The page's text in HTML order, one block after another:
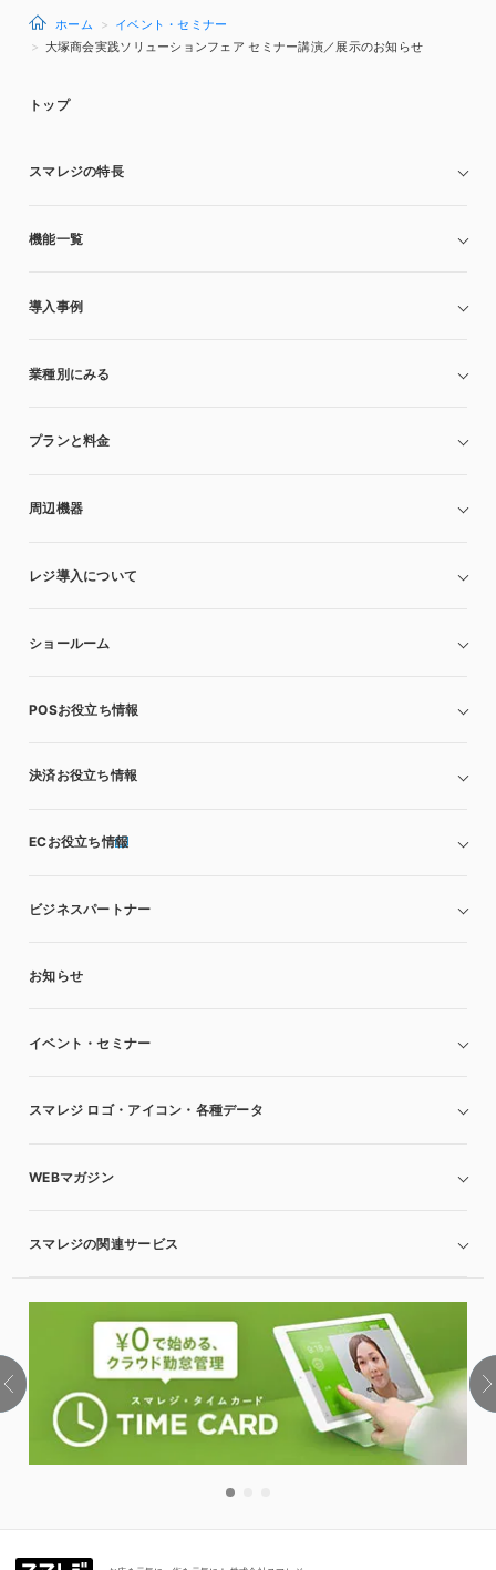
ホーム
イベント・セミナー
大塚商会実践ソリューションフェア セミナー講演／展示のお知らせ
トップ
スマレジの特長
機能一覧
導入事例
業種別にみる
プランと料金
周辺機器
レジ導入について
ショールーム
POSお役立ち情報
決済お役立ち情報
ECお役立ち情報
ビジネスパートナー
お知らせ
イベント・セミナー
スマレジ ロゴ・アイコン・各種データ
WEBマガジン
スマレジの関連サービス